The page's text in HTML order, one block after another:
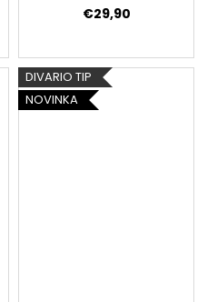
€29,90
DIVARIO TIP
NOVINKA